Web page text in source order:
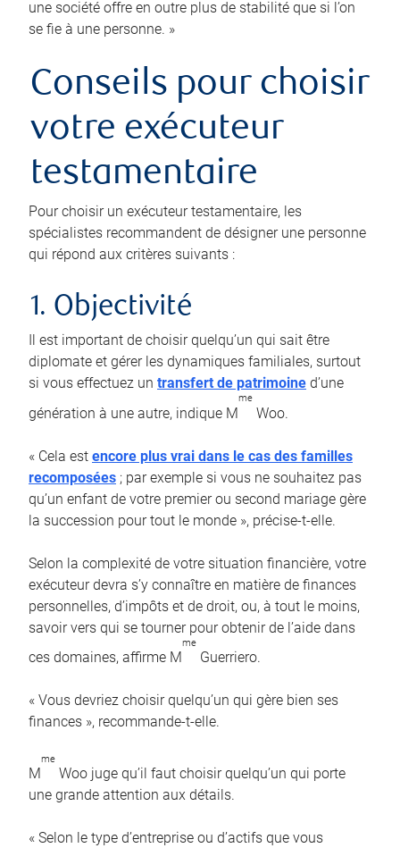
une société offre en outre plus de stabilité que si l’on
se fie à une personne. »
Conseils pour choisir
votre exécuteur
testamentaire
Pour choisir un exécuteur testamentaire, les
spécialistes recommandent de désigner une personne
qui répond aux critères suivants :
1. Objectivité
Il est important de choisir quelqu’un qui sait être
diplomate et gérer les dynamiques familiales, surtout
si vous effectuez un transfert de patrimoine d’une
génération à une autre, indique M
me
Woo.
« Cela est encore plus vrai dans le cas des familles
recomposées ; par exemple si vous ne souhaitez pas
qu’un enfant de votre premier ou second mariage gère
la succession pour tout le monde », précise-t-elle.
Selon la complexité de votre situation financière, votre
exécuteur devra s’y connaître en matière de finances
personnelles, d’impôts et de droit, ou, à tout le moins,
savoir vers qui se tourner pour obtenir de l’aide dans
ces domaines, affirme M
me
Guerriero.
« Vous devriez choisir quelqu’un qui gère bien ses
finances », recommande-t-elle.
M
me
Woo juge qu’il faut choisir quelqu’un qui porte
une grande attention aux détails.
« Selon le type d’entreprise ou d’actifs que vous